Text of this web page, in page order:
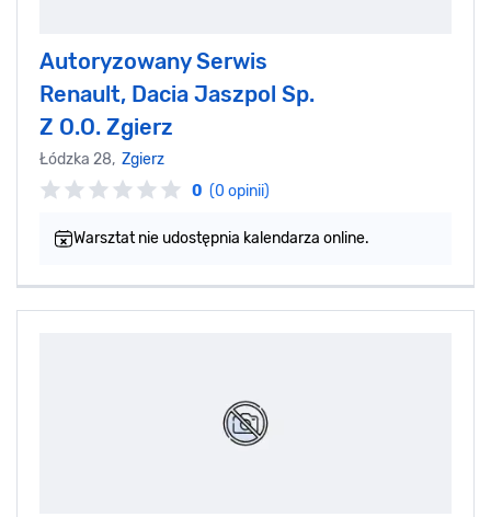
Autoryzowany Serwis
Renault, Dacia Jaszpol Sp.
Z O.O. Zgierz
Łódzka 28, Zgierz
0 (0 opinii)
Warsztat nie udostępnia kalendarza online.